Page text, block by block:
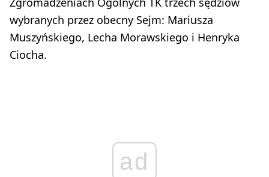
wybranych przez obecny Sejm: Mariusza
Muszyńskiego, Lecha Morawskiego i Henryka
Ciocha.
ad